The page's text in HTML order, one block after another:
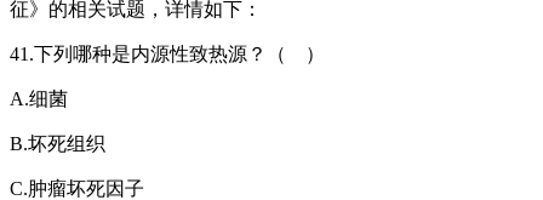
征》的相关试题，详情如下：
41.下列哪种是内源性致热源？（ ）
A.细菌
B.坏死组织
C.肿瘤坏死因子